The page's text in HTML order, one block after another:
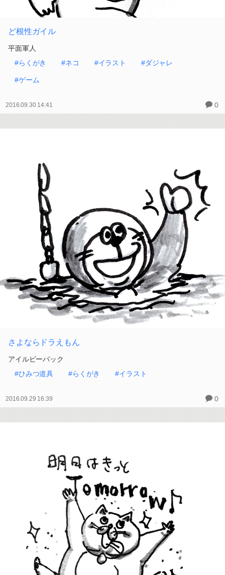
ど根性ガイル
平面軍人
#らくがき
#ネコ #イラスト #ダジャレ
#ゲーム
2016.09.30 14:41 0
さよならドラえもん
アイルビーバック
#ひみつ道具
#らくがき #イラスト
2016.09.29 16:39 0